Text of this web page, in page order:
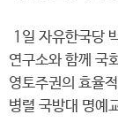
1일 자유한국당
연구소와 함께 국
영토주권의 효율
병렬 국방대 명예